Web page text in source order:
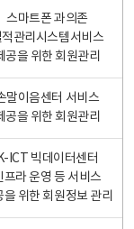
스마트폰 과의존
적관리시스템서비스
공을 위한 회원관리
말이음센터 서비스
공을 위한 회원관리
K-ICT 빅데이터센터
프라 운영 등 서비스
을 위한 회원정보 관리